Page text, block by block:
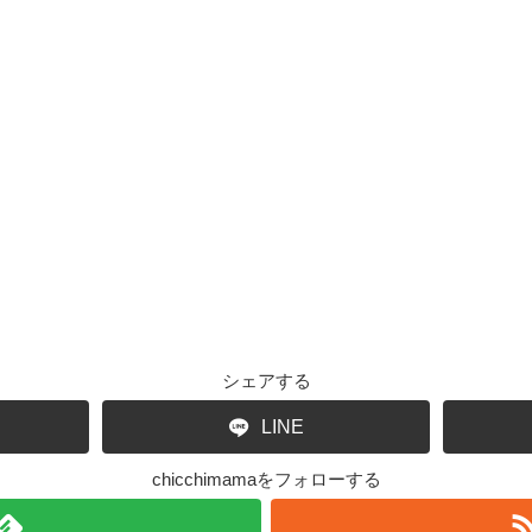
シェアする
LINE
chicchimamaをフォローする